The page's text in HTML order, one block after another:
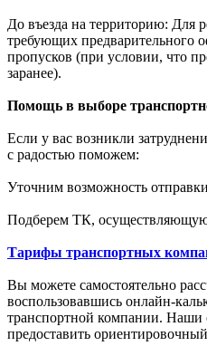
До въезда на территорию: Для
требующих предварительного
пропусков (при условии, что
заранее).
Помощь в выборе
Если у вас возникли
с радостью поможем:
Уточним возможность
Подберем ТК,
Тарифы транспортных
Вы можете самостоятельно
воспользовавшись онлайн-
транспортной компании. Наши
предоставить ориентировочный